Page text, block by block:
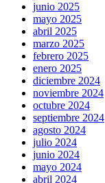
junio 2025
mayo 2025
abril 2025
marzo 2025
febrero 2025
enero 2025
diciembre 2024
noviembre 2024
octubre 2024
septiembre 2024
agosto 2024
julio 2024
junio 2024
mayo 2024
abril 2024